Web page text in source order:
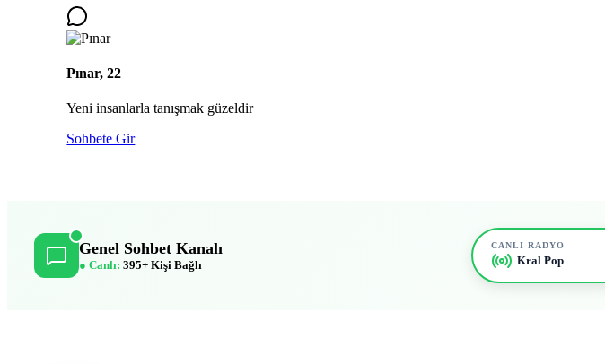
Pınar, 22
Yeni insanlarla tanışmak güzeldir
Sohbete Gir
Genel Sohbet Kanalı
● Canlı: 395+ Kişi Bağlı
CANLI RADYO
Kral Pop